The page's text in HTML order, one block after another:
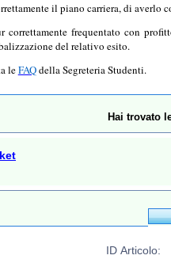
il piano carriera, di averlo
correttamente frequentato con
del relativo esito.
leFAQdella Segreteria Studenti.
Hai trovato
ID Articolo: